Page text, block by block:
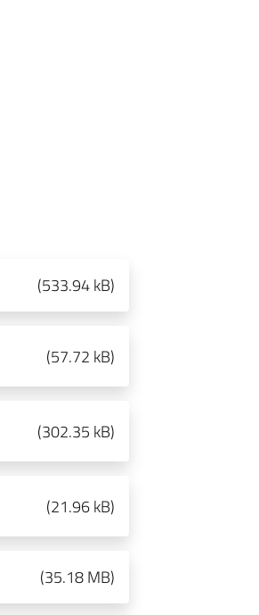
(533.94 kB)
(57.72 kB)
(302.35 kB)
(21.96 kB)
(35.18 MB)